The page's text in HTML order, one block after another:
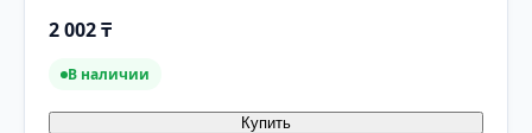
2 002 ₸
В наличии
Купить